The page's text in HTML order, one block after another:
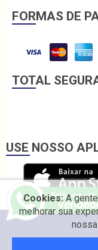
FORMAS DE
TOTAL
USE NOSSO
Cookies:A
melhorar sua